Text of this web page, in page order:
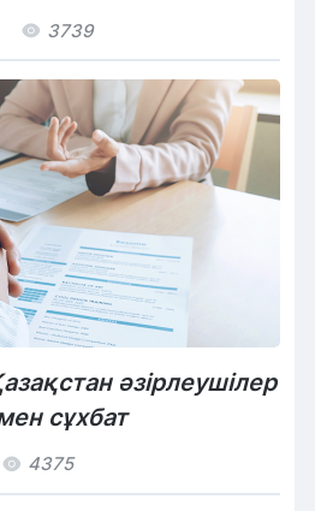
3739
әзірлеушілер
сұхбат
4375